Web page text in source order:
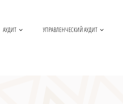
АУДИТ УПРАВЛЕНЧЕСКИЙ АУДИТ